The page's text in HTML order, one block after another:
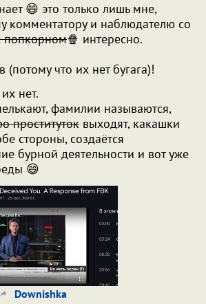
😄 это только лишь мне,
комментатору и наблюдателю со
попкорном🍿 интересно.
(потому что их нет бугага)!
нет.
фамилии называются,
проституток выходят, какашки
стороны, создаётся
бурной деятельности и вот уже
😄
Downishka